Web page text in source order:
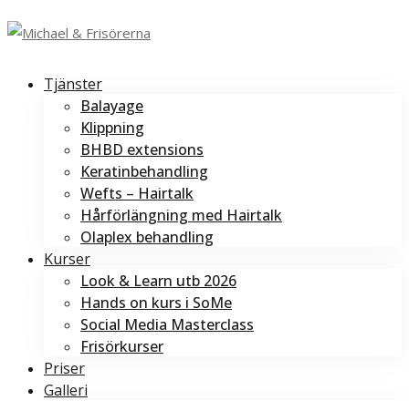
Tjänster
Balayage
Klippning
BHBD extensions
Keratinbehandling
Wefts – Hairtalk
Hårförlängning med Hairtalk
Olaplex behandling
Kurser
Look & Learn utb 2026
Hands on kurs i SoMe
Social Media Masterclass
Frisörkurser
Priser
Galleri